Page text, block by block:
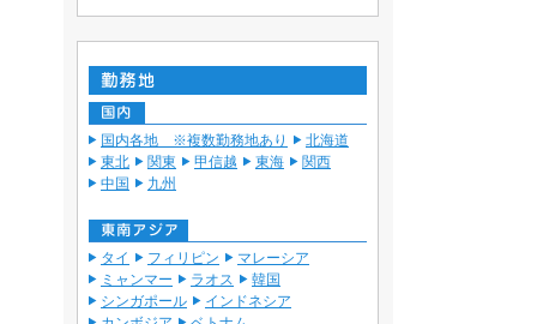
国内各地 ※複数勤務地あり
北海道
東北
関東 甲信越 東海
関西
中国
九州
タイ フィリピン
マレーシア
ミャンマー
ラオス
韓国
シンガポール
インドネシア